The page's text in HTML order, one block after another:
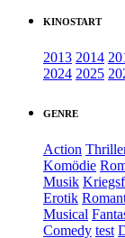
KINOSTART
2013 2014
2024 2025
GENRE
Action
Komödie
Musik
Erotik
Musical
Comedy test